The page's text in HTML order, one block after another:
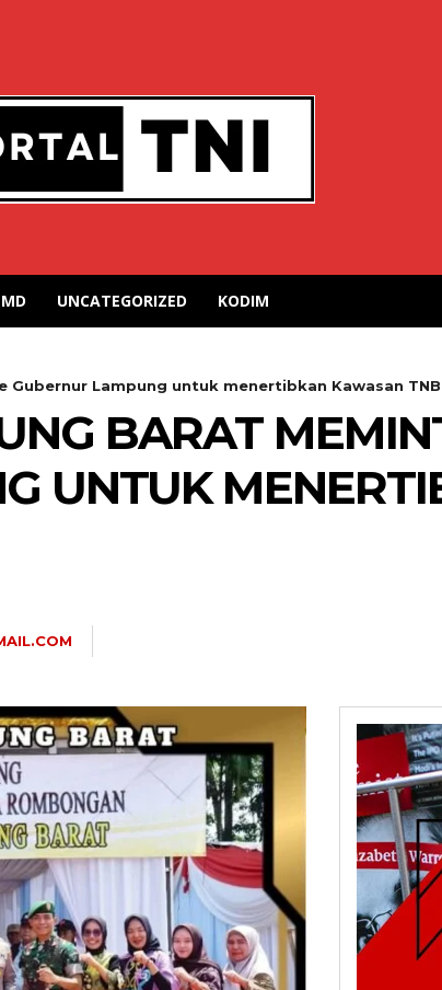
UNCATEGORIZED KODIM
Lampung untuk menertibkan Kawasan
BARAT
UNTUK